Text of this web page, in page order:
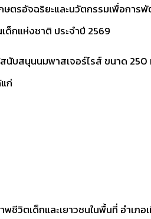
ษตรอัจฉริยะและนวัตกรรมเพื่อกา
ด็กแห่งชาติ ประจำปี 2569
นับสนุนนมพาสเจอร์ไรส์ ขนาด
ก่
ชีวิตเด็กและเยาวชนในพื้นที่ อำเภ